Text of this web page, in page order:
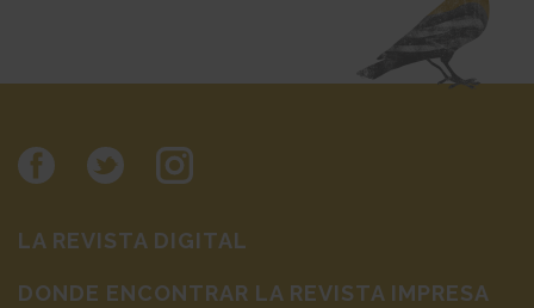
LA REVISTA DIGITAL
DONDE ENCONTRAR LA REVISTA IMPRESA